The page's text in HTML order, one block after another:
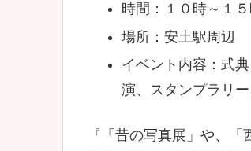
時間：１０時～１
場所：安土駅周辺
イベント内容：式
演、スタンプラリ
『「昔の写真展」や、